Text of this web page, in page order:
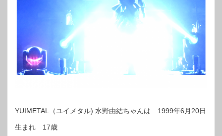
YUIMETAL（ユイメタル) 水野由結ちゃんは 1999年6月20日
生まれ 17歳